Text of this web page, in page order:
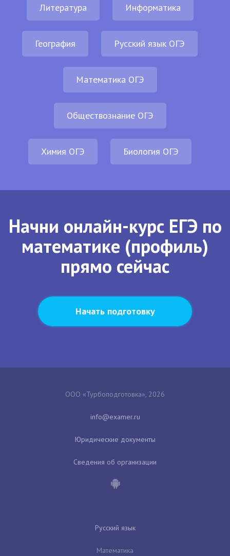
Литература Информатика
География Русский язык ОГЭ
Математика ОГЭ
Обществознание ОГЭ
Химия ОГЭ Биология ОГЭ
Начни онлайн-курс ЕГЭ по
математике (профиль)
прямо сейчас
Начать подготовку
ООО «Турбоподготовка», 2026
Юридические документы
Сведения об организации
Русский язык
Математика